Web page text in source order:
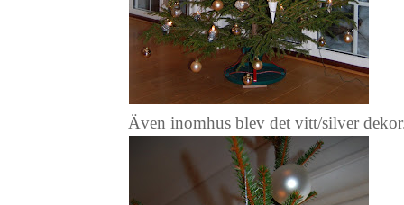
Även inomhus blev det vitt/silver